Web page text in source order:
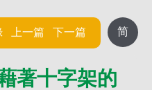
简
上一篇 下一篇
著十字架的